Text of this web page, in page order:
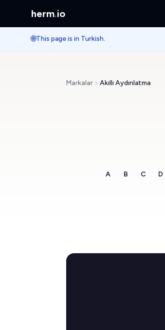
herm.io
🌐This page is in Turkish.
Markalar Akıllı Aydınlatma
A B C D